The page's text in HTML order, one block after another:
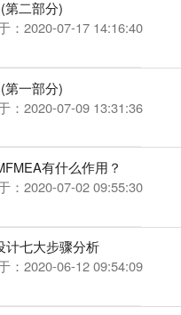
第二部分)
：2020-07-17 14:16:40
第一部分)
：2020-07-09 13:31:36
有什么作用？
：2020-07-02 09:55:30
计七大步骤分析
：2020-06-12 09:54:09